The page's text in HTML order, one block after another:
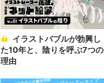
た10年と、陰りを呼ぶ7つの
理由